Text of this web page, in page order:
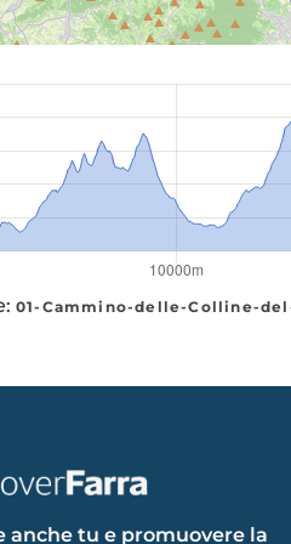
01-Cammino-delle-Colline-
anche tu e promuovere la